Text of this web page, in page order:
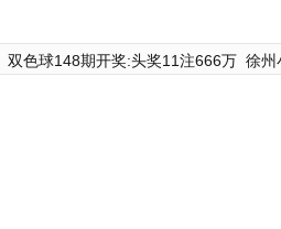
双色球148期开奖:头奖11注666万 徐州